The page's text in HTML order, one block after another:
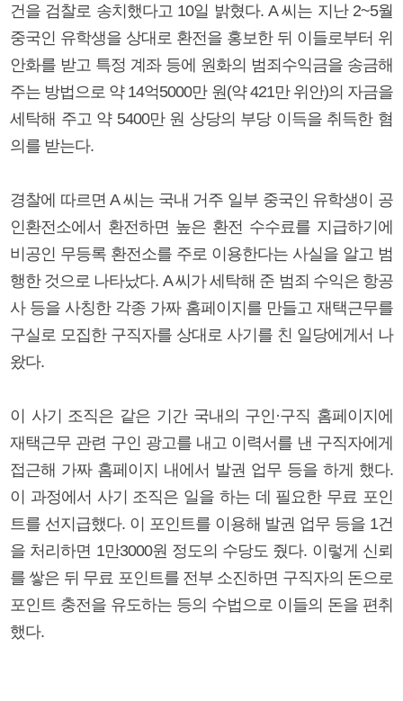
건을 검찰로 송치했다고 10일 밝혔다. A 씨는 지난 2~5월
중국인 유학생을 상대로 환전을 홍보한 뒤 이들로부터 위
안화를 받고 특정 계좌 등에 원화의 범죄수익금을 송금해
주는 방법으로 약 14억5000만 원(약 421만 위안)의 자금을
세탁해 주고 약 5400만 원 상당의 부당 이득을 취득한 혐
의를 받는다.
경찰에 따르면 A 씨는 국내 거주 일부 중국인 유학생이 공
인환전소에서 환전하면 높은 환전 수수료를 지급하기에
비공인 무등록 환전소를 주로 이용한다는 사실을 알고 범
행한 것으로 나타났다. A 씨가 세탁해 준 범죄 수익은 항공
사 등을 사칭한 각종 가짜 홈페이지를 만들고 재택근무를
구실로 모집한 구직자를 상대로 사기를 친 일당에게서 나
왔다.
이 사기 조직은 같은 기간 국내의 구인·구직 홈페이지에
재택근무 관련 구인 광고를 내고 이력서를 낸 구직자에게
접근해 가짜 홈페이지 내에서 발권 업무 등을 하게 했다.
이 과정에서 사기 조직은 일을 하는 데 필요한 무료 포인
트를 선지급했다. 이 포인트를 이용해 발권 업무 등을 1건
을 처리하면 1만3000원 정도의 수당도 줬다. 이렇게 신뢰
를 쌓은 뒤 무료 포인트를 전부 소진하면 구직자의 돈으로
포인트 충전을 유도하는 등의 수법으로 이들의 돈을 편취
했다.